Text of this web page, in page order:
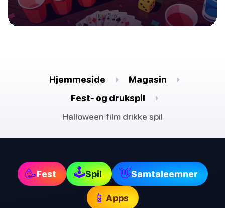
Hjemmeside
Magasin
Fest- og drukspil
Halloween film drikke spil
🥳Fest 🕹Spil 👋Samtaleemner
📱 Apps